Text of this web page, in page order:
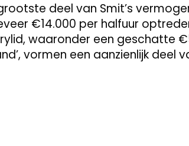
deel van Smit’s
€14.000 per halfuur
waaronder een geschatte
vormen een aanzienlijk deel